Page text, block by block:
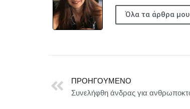
Όλα τα άρθρα μου
ΠΡΟΗΓΟΎΜΕΝΟ